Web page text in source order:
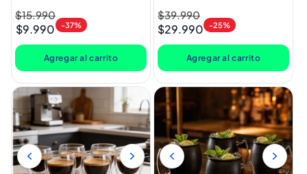
Kitchenware
Precio
habitual
$15.990
Precio
de
oferta
$9.990 -37%
Agregar al carrito
Precio
habitual
$39.990
Precio
de
oferta
$29.990 -25%
Agregar al carrito